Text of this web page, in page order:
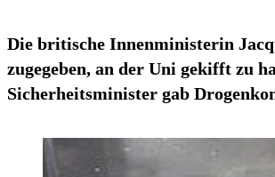
Die britische Innenministerin
zugegeben, an der Uni gekifft zu
Sicherheitsminister gab